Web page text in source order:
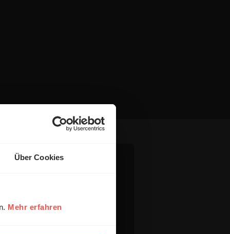
Über Cookies
Mehr erfahren